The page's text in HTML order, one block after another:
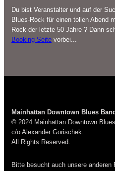
Du bist Veranstalter und auf der
Blues-Rock für einen tollen Abend
Rock der letzte 50 Jahre ? Dann
Booking-Seite vorbei...
Mainhattan Downtown Blues Band
© 2024 Mainhattan Downtown
c/o Alexander Gorischek.
All Rights Reserved.
Bitte besucht auch unsere anderen